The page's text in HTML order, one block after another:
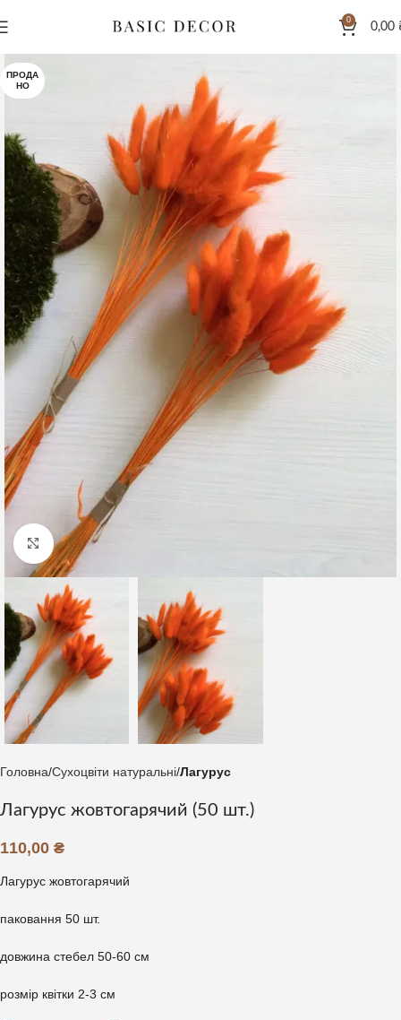
0
0,00
ПРОДА
НО
Клацніть, щоб збільшити
Головна Сухоцвіти натуральні Лагурус
Лагурус жовтогарячий (50 шт.)
110,00 ₴
Лагурус жовтогарячий
паковання 50 шт.
довжина стебел 50-60 см
розмір квітки 2-3 см